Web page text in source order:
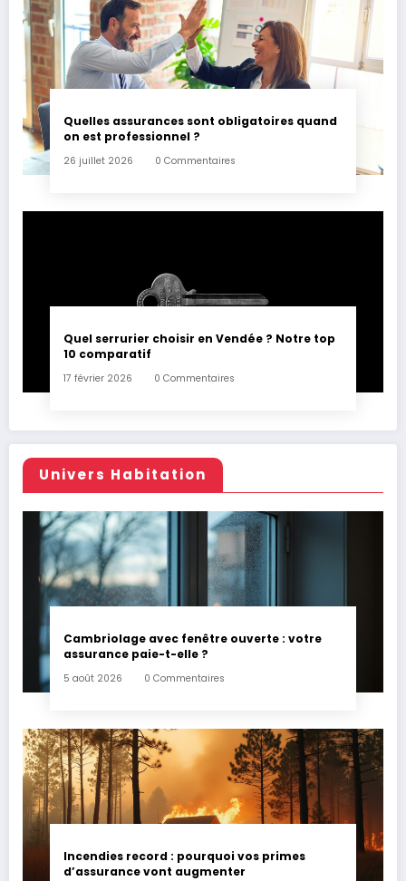
Quelles assurances sont obligatoires quand
on est professionnel ?
26 juillet 2026 0 Commentaires
Quel serrurier choisir en Vendée ? Notre top
10 comparatif
17 février 2026 0 Commentaires
Univers Habitation
Cambriolage avec fenêtre ouverte : votre
assurance paie-t-elle ?
5 août 2026 0 Commentaires
Incendies record : pourquoi vos primes
d’assurance vont augmenter